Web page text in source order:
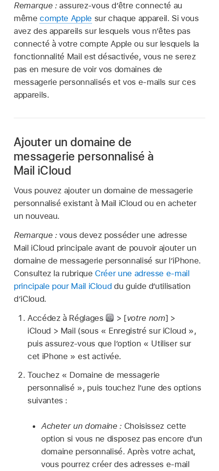
Remarque :assurez-vous d’être connecté au
mêmecompte Apple sur chaque appareil. Si vous
avez des appareils sur lesquels vous n’êtes pas
connecté à votre compte Apple ou sur lesquels la
fonctionnalité Mail est désactivée, vous ne serez
pas en mesure de voir vos domaines de
messagerie personnalisés et vos e-mails sur ces
appareils.
Ajouter un domaine de
messagerie personnalisé à
Mail iCloud
Vous pouvez ajouter un domaine de messagerie
personnalisé existant à Mail iCloud ou en acheter
un nouveau.
Remarque :vous devez posséder une adresse
Mail iCloud principale avant de pouvoir ajouter un
domaine de messagerie personnalisé sur l’iPhone.
Consultez la rubrique Créer une adresse e‑mail
principale pour Mail iCloud du guide d’utilisation
d’iCloud.
Accédez à Réglages
> [votre nom] >
iCloud > Mail (sous « Enregistré sur iCloud »,
puis assurez-vous que l’option « Utiliser sur
cet iPhone » est activée.
Touchez « Domaine de messagerie
personnalisé », puis touchez l’une des options
suivantes :
Acheter un domaine :Choisissez cette
option si vous ne disposez pas encore d’un
domaine personnalisé. Après votre achat,
vous pourrez créer des adresses e-mail